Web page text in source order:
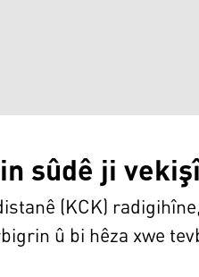
sûdê ji
(KCK)
û bi hêza xwe